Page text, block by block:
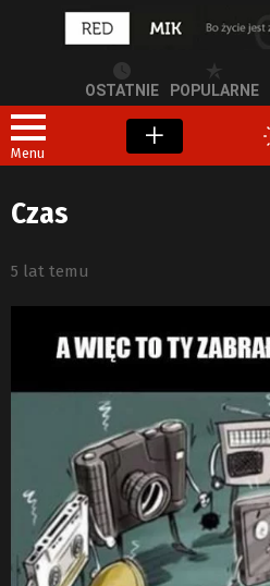
OSTATNIE POPULARNE
Menu
Czas
5 lat temu